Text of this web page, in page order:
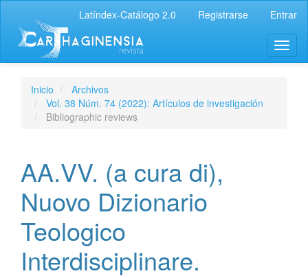
Latíndex-Catálogo 2.0 Registrarse Entrar
Inicio
Archivos
Vol. 38 Núm. 74 (2022): Artículos de investigación
Bibliographic reviews
AA.VV. (a cura di),
Nuovo Dizionario
Teologico
Interdisciplinare.